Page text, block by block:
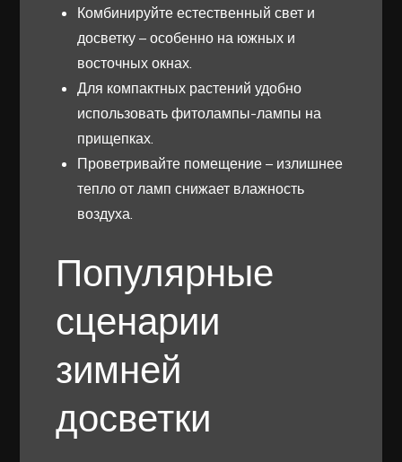
Комбинируйте естественный свет и
досветку – особенно на южных и
восточных окнах.
Для компактных растений удобно
использовать фитолампы-лампы на
прищепках.
Проветривайте помещение – излишнее
тепло от ламп снижает влажность
воздуха.
Популярные
сценарии
зимней
досветки